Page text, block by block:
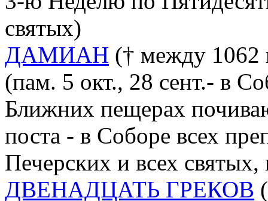
святых)
ДАМИАН († между 1062
(пам. 5 окт., 28 сент.- в
Ближних пещерах
поста - в Соборе всех
Печерских и всех
ДВЕНАДЦАТЬ ГРЕКОВ